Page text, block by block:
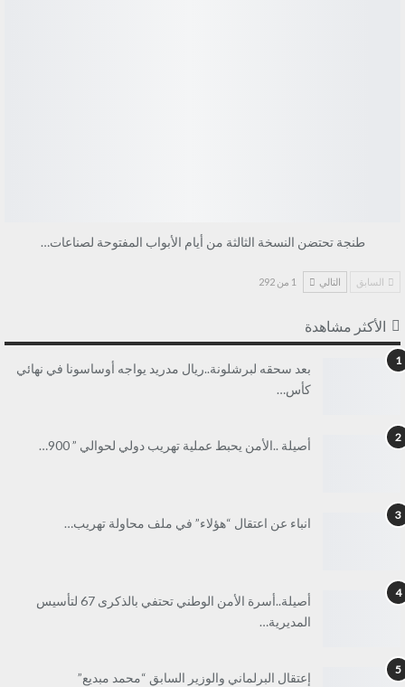
طنجة تحتضن النسخة الثالثة من أيام الأبواب المفتوحة لصناعات…
السابق التالي 1 من 292
الأكثر مشاهدة
1
بعد سحقه لبرشلونة..ريال مدريد يواجه أوساسونا في نهائي
كأس…
2
أصيلة ..الأمن يحبط عملية تهريب دولي لحوالي ” 900…
3
انباء عن اعتقال “هؤلاء” في ملف محاولة تهريب…
4
أصيلة..أسرة الأمن الوطني تحتفي بالذكرى 67 لتأسيس
المديرية…
5
إعتقال البرلماني والوزير السابق “محمد مبديع”